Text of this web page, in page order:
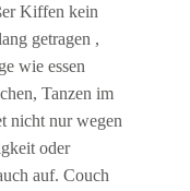
Kiffen kein
getragen ,
wie essen
Tanzen im
nicht nur wegen
oder
auf. Couch